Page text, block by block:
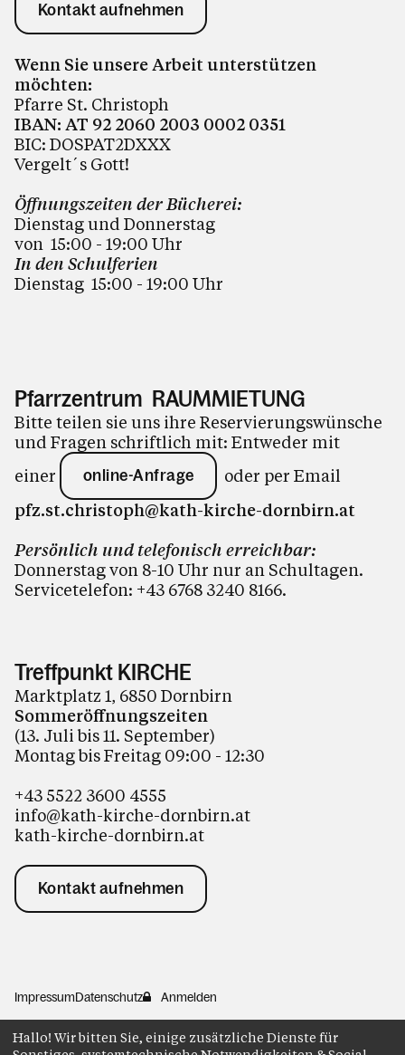
Kontakt aufnehmen
Wenn Sie unsere Arbeit unterstützen
möchten:
Pfarre St. Christoph
IBAN: AT 92 2060 2003 0002 0351
BIC: DOSPAT2DXXX
Vergelt´s Gott!
Öffnungszeiten der Bücherei:
Dienstag und Donnerstag
von 15:00 - 19:00 Uhr
In den Schulferien
Dienstag 15:00 - 19:00 Uhr
Pfarrzentrum RAUMMIETUNG
Bitte teilen sie uns ihre Reservierungswünsche
und Fragen schriftlich mit: Entweder mit
einer
online-Anfrage
oder per Email
pfz.st.christoph@kath-kirche-dornbirn.at
Persönlich und telefonisch erreichbar:
Donnerstag von 8-10 Uhr nur an Schultagen.
Servicetelefon: +43 6768 3240 8166.
Treffpunkt KIRCHE
Marktplatz 1, 6850 Dornbirn
Sommeröffnungszeiten
(13. Juli bis 11. September)
Montag bis Freitag 09:00 - 12:30
+43 5522 3600 4555
info@kath-kirche-dornbirn.at
kath-kirche-dornbirn.at
Kontakt aufnehmen
ImpressumDatenschutz Anmelden
Hallo! Wir bitten Sie, einige zusätzliche Dienste für